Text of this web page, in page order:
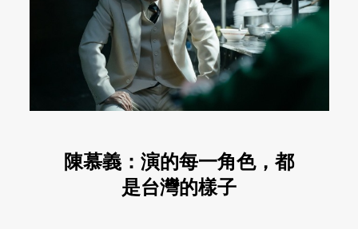
陳慕義：演的每一角色，都
是台灣的樣子